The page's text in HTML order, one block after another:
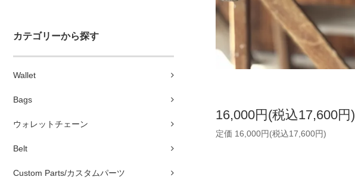
カテゴリーから探す
Wallet
Bags
ウォレットチェーン
Belt
Custom Parts/カスタムパーツ
16,000円(税込17,600円)
定価 16,000円(税込17,600円)